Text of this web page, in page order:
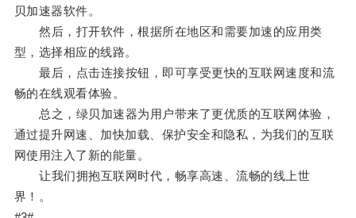
贝加速器软件。
然后，打开软件，根据所在地区和需要加速的应用类
型，选择相应的线路。
最后，点击连接按钮，即可享受更快的互联网速度和流
畅的在线观看体验。
总之，绿贝加速器为用户带来了更优质的互联网体验，
通过提升网速、加快加载、保护安全和隐私，为我们的互联
网使用注入了新的能量。
让我们拥抱互联网时代，畅享高速、流畅的线上世
界！。